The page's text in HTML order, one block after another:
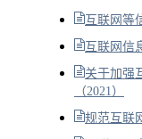
互联网等
互联网信
关于加强
（2021）
规范互联